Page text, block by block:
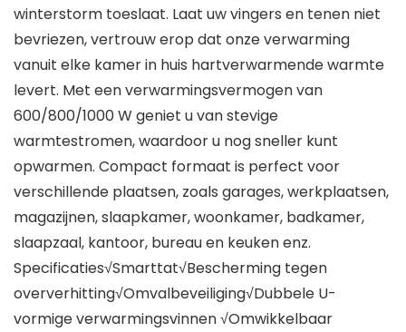
winterstorm toeslaat. Laat uw vingers en tenen niet
bevriezen, vertrouw erop dat onze verwarming
vanuit elke kamer in huis hartverwarmende warmte
levert. Met een verwarmingsvermogen van
600/800/1000 W geniet u van stevige
warmtestromen, waardoor u nog sneller kunt
opwarmen. Compact formaat is perfect voor
verschillende plaatsen, zoals garages, werkplaatsen,
magazijnen, slaapkamer, woonkamer, badkamer,
slaapzaal, kantoor, bureau en keuken enz.
Specificaties√Smarttat√Bescherming tegen
oververhitting√Omvalbeveiliging√Dubbele U-
vormige verwarmingsvinnen √Omwikkelbaar